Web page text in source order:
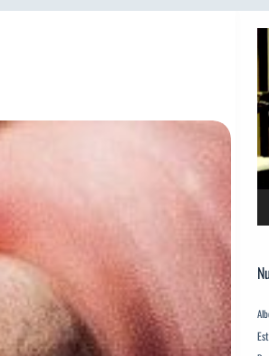
de